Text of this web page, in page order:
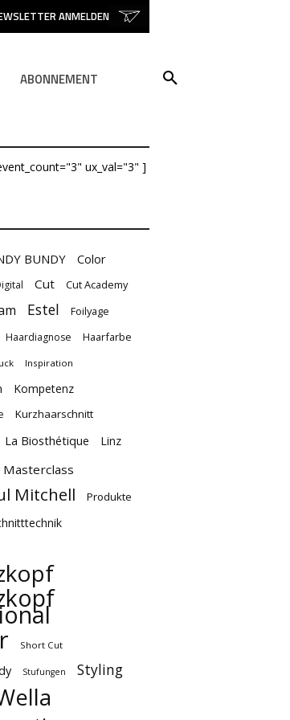
ANMELDEN
ABONNEMENT
ux_val="3" ]
BUNDY Color
Cut Cut Academy
Estel Foilyage
Haardiagnose Haarfarbe
Inspiration
Kompetenz
Kurzhaarschnitt
La Biosthétique Linz
Masterclass
Mitchell Produkte
Short Cut
Stufungen Styling